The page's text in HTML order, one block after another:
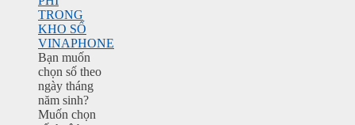
TRONG
KHO SỐ
VINAPHONE
Bạn muốn
chọn số theo
ngày tháng
năm sinh?
Muốn chọn